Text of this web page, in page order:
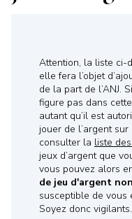
Attention, la liste ci-
elle fera l’objet
de la part de l’ANJ.
figure pas dans
autant qu’il est
jouer de l’argent
consulter la liste
jeux d’argent que
vous pouvez alors
de jeu d'argent
susceptible de vous
Soyez donc vigilants.